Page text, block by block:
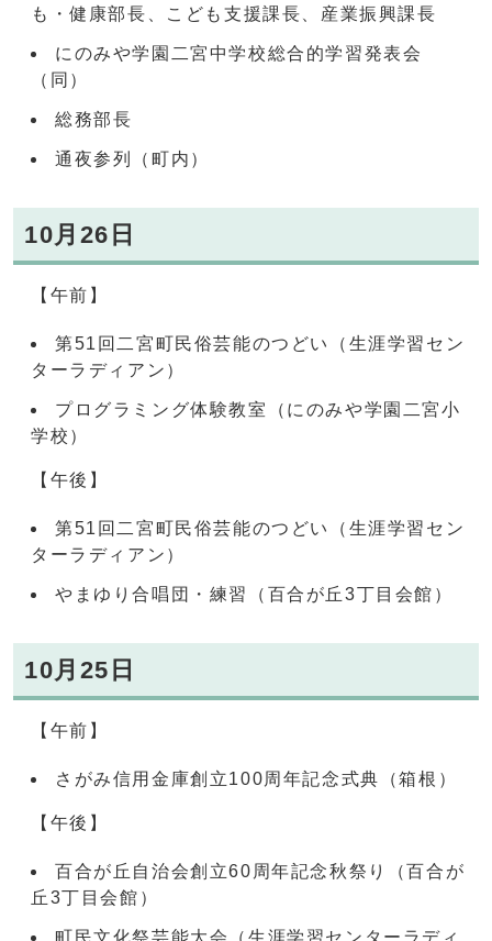
も・健康部長、こども支援課長、産業振興課長
にのみや学園二宮中学校総合的学習発表会
（同）
総務部長
通夜参列（町内）
10月26日
【午前】
第51回二宮町民俗芸能のつどい（生涯学習セン
ターラディアン）
プログラミング体験教室（にのみや学園二宮小
学校）
【午後】
第51回二宮町民俗芸能のつどい（生涯学習セン
ターラディアン）
やまゆり合唱団・練習（百合が丘3丁目会館）
10月25日
【午前】
さがみ信用金庫創立100周年記念式典（箱根）
【午後】
百合が丘自治会創立60周年記念秋祭り（百合が
丘3丁目会館）